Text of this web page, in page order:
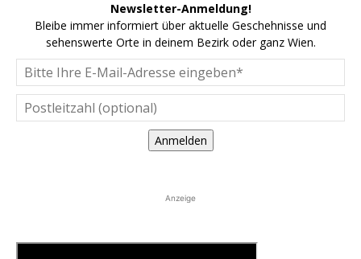
Newsletter-Anmeldung!
Bleibe immer informiert über aktuelle Geschehnisse und
sehenswerte Orte in deinem Bezirk oder ganz Wien.
Anmelden
Anzeige